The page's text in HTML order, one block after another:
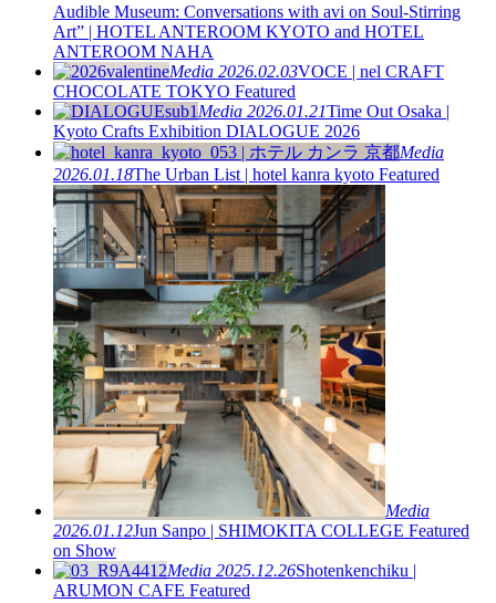
Audible Museum: Conversations with avi on Soul-Stirring
Art” | HOTEL ANTEROOM KYOTO and HOTEL
ANTEROOM NAHA
Media 2026.02.03VOCE | nel CRAFT
CHOCOLATE TOKYO Featured
Media 2026.01.21Time Out Osaka |
Kyoto Crafts Exhibition DIALOGUE 2026
Media
2026.01.18The Urban List | hotel kanra kyoto Featured
Media
2026.01.12Jun Sanpo | SHIMOKITA COLLEGE Featured
on Show
Media 2025.12.26Shotenkenchiku |
ARUMON CAFE Featured